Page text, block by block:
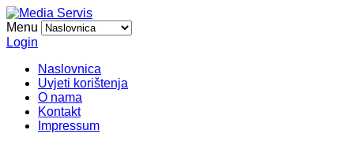
Menu
Login
Naslovnica
Uvjeti korištenja
O nama
Kontakt
Impressum